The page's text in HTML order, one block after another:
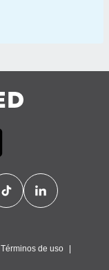
Términos de uso